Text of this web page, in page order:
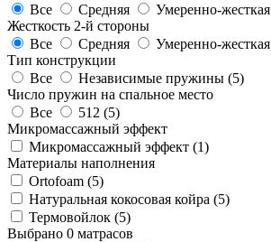
Все
Средняя
Умеренно-жесткая
Жесткость 2-й стороны
Все
Средняя
Умеренно-жесткая
Тип конструкции
Все
Независимые пружины (5)
Число пружин на спальное место
Все
512 (5)
Микромассажный эффект
Микромассажный эффект (1)
Материалы наполнения
Ortofoam (5)
Натуральная кокосовая койра (5)
Термовойлок (5)
Выбрано 0 матрасов